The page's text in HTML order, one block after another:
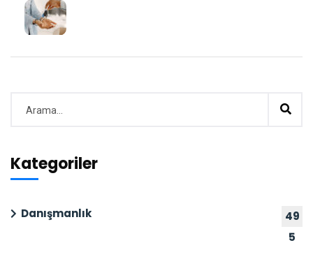
Kategoriler
Danışmanlık
49
5